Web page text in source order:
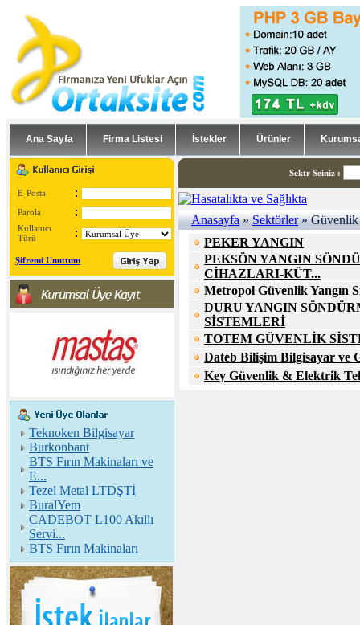
Ana Sayfa Firma Listesi İstekler Ürünler
E-Posta :
Parola :
Kullanıcı
Türü
:
Şifremi Unuttum
Teknoken Bilgisayar
Burkonbant
BTS Fırın Makinaları ve
E...
Tezel Metal LTDŞTİ
BuralYem
CADEBOT L100 Akıllı
Servi...
BTS Fırın Makinaları
Sektr Seiniz :
Anasayfa»Sektörler» Güvenlik
PEKER YANGIN
PEKSÖN YANGIN
CİHAZLARI-KÜT...
Metropol Güvenlik Yangın
DURU YANGIN
SİSTEMLERİ
TOTEM GÜVENLİK
Dateb Bilişim Bilgisayar ve
Key Güvenlik & Elektrik